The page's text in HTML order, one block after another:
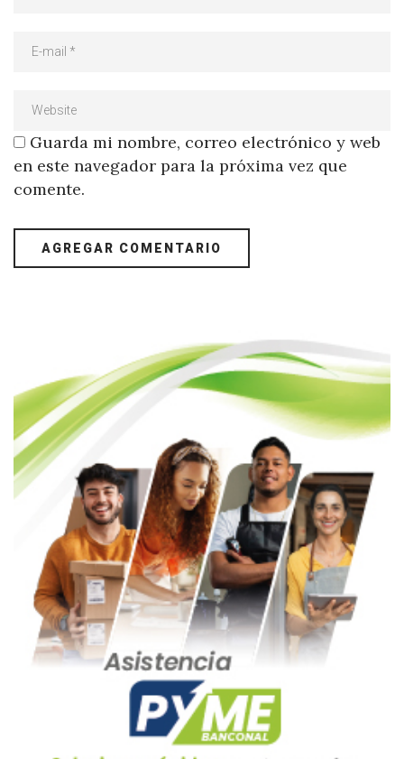
Guarda mi nombre, correo electrónico y web
en este navegador para la próxima vez que
comente.